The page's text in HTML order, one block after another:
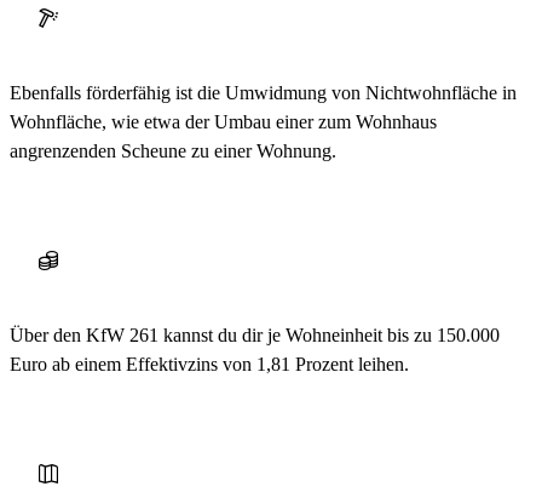
Ebenfalls förderfähig ist die Umwidmung von Nichtwohnfläche in
Wohnfläche, wie etwa der Umbau einer zum Wohnhaus
angrenzenden Scheune zu einer Wohnung.
Über den KfW 261 kannst du dir je Wohneinheit bis zu 150.000
Euro ab einem Effektivzins von 1,81 Prozent leihen.